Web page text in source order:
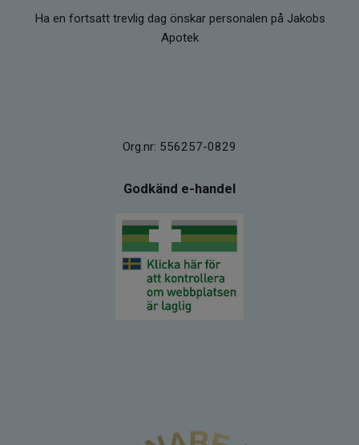
Ha en fortsatt trevlig dag önskar personalen på Jakobs
Apotek
Org.nr: 556257-0829
Godkänd e-handel